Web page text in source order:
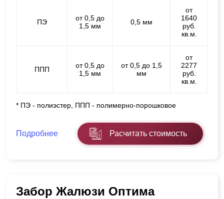
ПЭ
от 0,5 до
1,5 мм
0,5 мм
от
1640
руб.
кв.м.
ППП
от 0,5 до
1,5 мм
от 0,5 до 1,5
мм
от
2277
руб.
кв.м.
* ПЭ - полиэстер, ППП - полимерно-порошковое
Подробнее Расчитать стоимость
Забор Жалюзи Оптима